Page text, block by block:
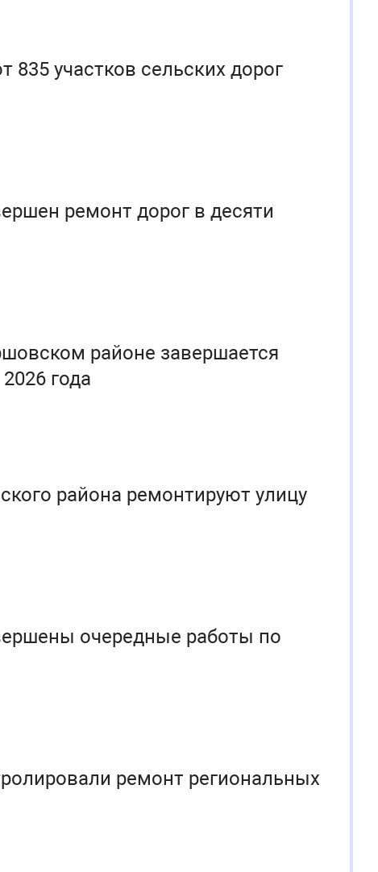
835 участков сельских дорог
ремонт дорог в десяти
районе завершается
года
района ремонтируют улицу
очередные работы по
ремонт региональных